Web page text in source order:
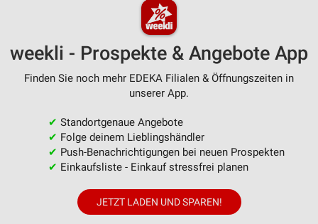
weekli - Prospekte & Angebote App
Finden Sie noch mehr EDEKA Filialen & Öffnungszeiten in
unserer App.
✔ Standortgenaue Angebote
✔ Folge deinem Lieblingshändler
✔ Push-Benachrichtigungen bei neuen Prospekten
✔ Einkaufsliste - Einkauf stressfrei planen
JETZT LADEN UND SPAREN!